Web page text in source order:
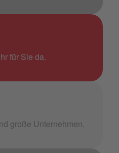
für Sie da.
große Unternehmen.